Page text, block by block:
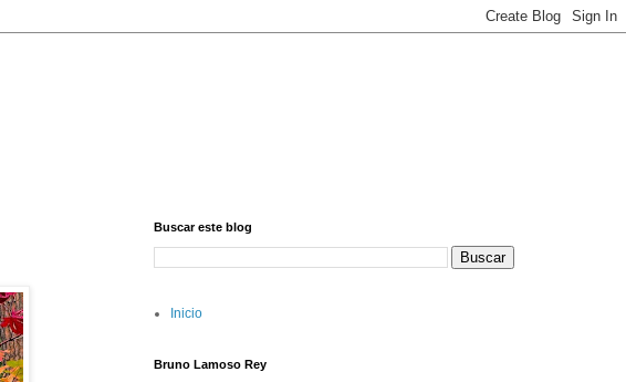
Buscar este blog
Inicio
Bruno Lamoso Rey